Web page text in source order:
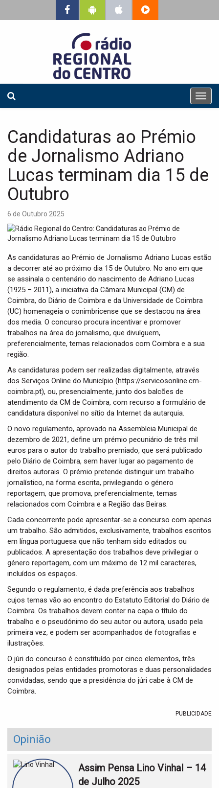
T
o
v
Candidaturas ao Prémio
de Jornalismo Adriano
Lucas terminam dia 15 de
Outubro
6 de Outubro 2025
As candidaturas ao Prémio de Jornalismo Adriano Lucas estão
a decorrer até ao próximo dia 15 de Outubro. No ano em que
se assinala o centenário do nascimento de Adriano Lucas
(1925 – 2011), a iniciativa da Câmara Municipal (CM) de
Coimbra, do Diário de Coimbra e da Universidade de Coimbra
(UC) homenageia o conimbricense que se destacou na área
dos media. O concurso procura incentivar e promover
trabalhos na área do jornalismo, que divulguem,
preferencialmente, temas relacionados com Coimbra e a sua
região.
As candidaturas podem ser realizadas digitalmente, através
dos Serviços Online do Município (https://servicosonline.cm-
coimbra.pt), ou, presencialmente, junto dos balcões de
atendimento da CM de Coimbra, com recurso a formulário de
candidatura disponível no sítio da Internet da autarquia.
O novo regulamento, aprovado na Assembleia Municipal de
dezembro de 2021, define um prémio pecuniário de três mil
euros para o autor do trabalho premiado, que será publicado
pelo Diário de Coimbra, sem haver lugar ao pagamento de
direitos autorais. O prémio pretende distinguir um trabalho
jornalístico, na forma escrita, privilegiando o género
reportagem, que promova, preferencialmente, temas
relacionados com Coimbra e a Região das Beiras.
Cada concorrente pode apresentar-se a concurso com apenas
um trabalho. São admitidos, exclusivamente, trabalhos escritos
em língua portuguesa que não tenham sido editados ou
publicados. A apresentação dos trabalhos deve privilegiar o
género reportagem, com um máximo de 12 mil caracteres,
incluídos os espaços.
Segundo o regulamento, é dada preferência aos trabalhos
cujos temas vão ao encontro do Estatuto Editorial do Diário de
Coimbra. Os trabalhos devem conter na capa o título do
trabalho e o pseudónimo do seu autor ou autora, usado pela
primeira vez, e podem ser acompanhados de fotografias e
ilustrações.
O júri do concurso é constituído por cinco elementos, três
designados pelas entidades promotoras e duas personalidades
convidadas, sendo que a presidência do júri cabe à CM de
Coimbra.
PUBLICIDADE
Opinião
Assim Pensa Lino Vinhal – 14
de Julho 2025